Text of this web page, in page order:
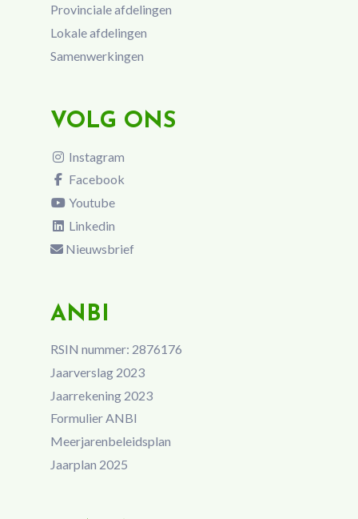
Provinciale afdelingen
Lokale afdelingen
Samenwerkingen
VOLG ONS
Instagram
Facebook
Youtube
Linkedin
Nieuwsbrief
ANBI
RSIN nummer: 2876176
Jaarverslag 2023
Jaarrekening 2023
Formulier ANBI
Meerjarenbeleidsplan
Jaarplan 2025